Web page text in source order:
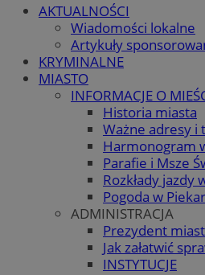
AKTUALNOŚCI
Wiadomości lokalne
Artykuły
KRYMINALNE
MIASTO
INFORMACJE O
Historia miasta
Ważne adresy i
Harmonogram
Parafie i Msze
Rozkłady jazdy
Pogoda w
ADMINISTRACJA
Prezydent
Jak załatwić
INSTYTUCJE